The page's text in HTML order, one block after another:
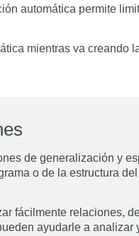
automática permite
mientras va creando
de generalización y
o de la estructura
fácilmente relaciones,
ayudarle a analizar